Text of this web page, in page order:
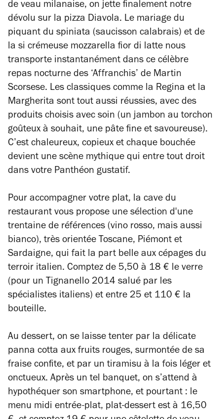
de veau milanaise, on jette finalement notre
dévolu sur la pizza Diavola. Le mariage du
piquant du spiniata (saucisson calabrais) et de
la si crémeuse mozzarella fior di latte nous
transporte instantanément dans ce célèbre
repas nocturne des ‘Affranchis’ de Martin
Scorsese. Les classiques comme la Regina et la
Margherita sont tout aussi réussies, avec des
produits choisis avec soin (un jambon au torchon
goûteux à souhait, une pâte fine et savoureuse).
C’est chaleureux, copieux et chaque bouchée
devient une scène mythique qui entre tout droit
dans votre Panthéon gustatif.
Pour accompagner votre plat, la cave du
restaurant vous propose une sélection d'une
trentaine de références (vino rosso, mais aussi
bianco), très orientée Toscane, Piémont et
Sardaigne, qui fait la part belle aux cépages du
terroir italien. Comptez de 5,50 à 18 € le verre
(pour un Tignanello 2014 salué par les
spécialistes italiens) et entre 25 et 110 € la
bouteille.
Au dessert, on se laisse tenter par la délicate
panna cotta aux fruits rouges, surmontée de sa
fraise confite, et par un tiramisu à la fois léger et
onctueux. Après un tel banquet, on s’attend à
hypothéquer son smartphone, et pourtant : le
menu midi entrée-plat, plat-dessert est à 16,50